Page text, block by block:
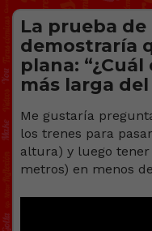
La prueba
demostraría
plana:
más larga
Me gustaría
los trenes para
altura) y luego tener
metros) en menos